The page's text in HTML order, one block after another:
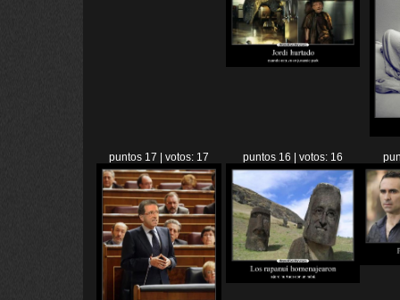
puntos 17 | votos: 17 puntos 16 | votos: 16